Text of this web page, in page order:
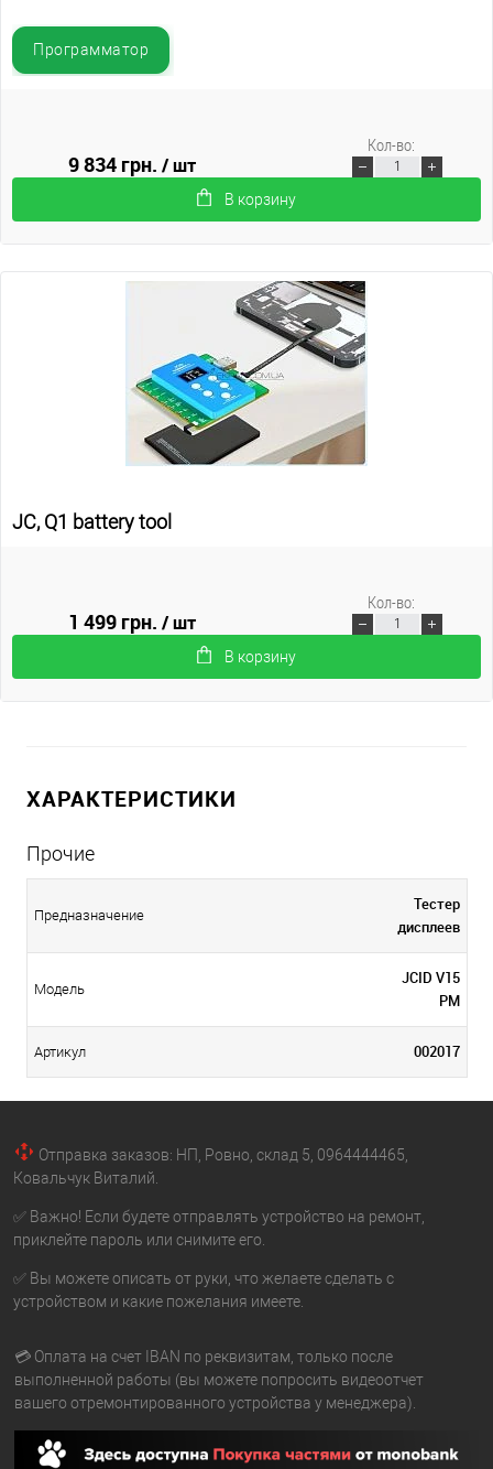
Программатор
9 834 грн./ шт
В корзину
Кол-во:
JC, Q1 battery tool
1 499 грн./ шт
В корзину
Кол-во:
ХАРАКТЕРИСТИКИ
Прочие
Предназначение
Тестер
дисплеев
Модель
JCID V15
PM
Артикул 002017
Отправка заказов: НП, Ровно, склад 5, 0964444465,
Ковальчук Виталий.
✅ Важно! Если будете отправлять устройство на ремонт,
приклейте пароль или снимите его.
✅ Вы можете описать от руки, что желаете сделать с
устройством и какие пожелания имеете.
💳 Оплата на счет IBAN по реквизитам, только после
выполненной работы (вы можете попросить видеоотчет
вашего отремонтированного устройства у менеджера).